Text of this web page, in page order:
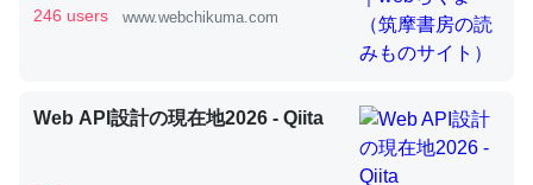
これを元に考えるとカルシウムを大量に使う脊椎動物と貝
類は苦労してるんだな…。腹足類だと殻を無くしてナメク
─ニュース :: 【研究発表】昆虫学の大問題＝「昆虫はなぜ海にいな
いのか」に関する新仮説
246 users www.webchikuma.com
Web API設計の現在地2026 - Qiita